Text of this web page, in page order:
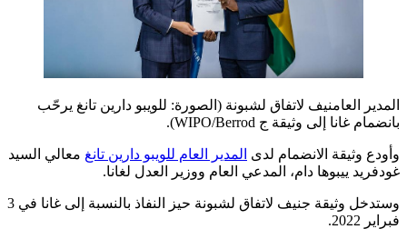
المدير العامنيف لاتفاق لشبونة (الصورة: للويبو دارين تانغ يرحّب
بانضمام غانا إلى وثيقة ج WIPO/Berrod).
وأودع وثيقة الانضمام لدى المدير العام للويبو دارين تانغ معالي السيد
غودفريد ييبوها دام، المدعي العام ووزير العدل لغانا.
وستدخل وثيقة جنيف لاتفاق لشبونة حيز النفاذ بالنسبة إلى غانا في 3
فبراير 2022.